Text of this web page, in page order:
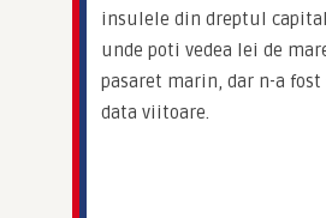
insulele din dreptul
unde poti vedea lei de
pasaret marin, dar n-a fost
data viitoare.